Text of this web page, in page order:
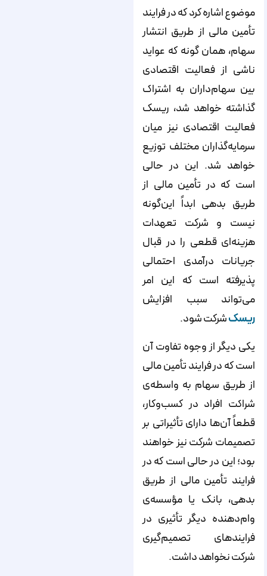
موضوع اشاره کرد که در فرایند
تأمین مالی از طریق انتشار
سهام، همان گونه که عواید
ناشی از فعالیت اقتصادی
بین سهام‌داران به اشتراک
گذاشته خواهد شد، ریسک
فعالیت اقتصادی نیز میان
سرمایه‌‌‌‌‌‌‌‌‌‌‌‌‌‌‌‌‌‌‌‌‌‌‌‌‌‌‌‌‌‌‌‌‌‌‌‌‌‌‌‌‌‌‌‌‌‌‌‌‌‌‌‌‌‌‌‌‌‌‌‌‌‌‌‌‌‌‌‌‌‌‌‌‌‌‌‌‌گذاران مختلف توزیع
خواهد شد. این در حالی
است که در تأمین مالی از
طریق بدهی ابداً این‌‌‌‌‌‌‌‌‌‌‌‌‌‌‌‌‌‌‌‌‌‌‌‌‌‌‌‌‌‌‌‌‌‌‌‌‌‌‌‌‌‌‌‌‌‌‌‌‌‌‌‌‌‌‌‌‌‌‌‌‌‌‌‌‌‌‌‌‌‌‌‌‌‌‌‌‌گونه
نیست و شرکت تعهدات
هزینه‌‌‌‌‌‌‌‌‌‌‌‌‌‌‌‌‌‌‌‌‌‌‌‌‌‌‌‌‌‌‌‌‌‌‌‌‌‌‌‌‌‌‌‌‌‌‌‌‌‌‌‌‌‌‌‌‌‌‌‌‌‌‌‌‌‌‌‌‌‌‌‌‌‌‌‌‌ای قطعی را در قبال
جریانات درآمدی احتمالی
پذیرفته است که این امر
می‌‌‌‌‌‌‌‌‌‌‌‌‌‌‌‌‌‌‌‌‌‌‌‌‌‌‌‌‌‌‌‌‌‌‌‌‌‌‌‌‌‌‌‌‌‌‌‌‌‌‌‌‌‌‌‌‌‌‌‌‌‌‌‌‌‌‌‌‌‌‌‌‌‌‌‌‌تواند سبب افزایش
ریسکشرکت شود.
یکی دیگر از وجوه تفاوت آن
است که در فرایند تأمین مالی
از طریق سهام به واسطه‌‌‌‌‌‌‌‌‌‌‌‌‌‌‌‌‌‌‌‌‌‌‌‌‌‌‌‌‌‌‌‌‌‌‌‌‌‌‌‌‌‌‌‌‌‌‌‌‌‌‌‌‌‌‌‌‌‌‌‌‌‌‌‌‌‌‌‌‌‌‌‌‌‌‌‌‌ی
شراکت افراد در کسب‌‌‌‌‌‌‌‌‌‌‌‌‌‌‌‌‌‌‌‌‌‌‌‌‌‌‌‌‌‌‌‌‌‌‌‌‌‌‌‌‌‌‌‌‌‌‌‌‌‌‌‌‌‌‌‌‌‌‌‌‌‌‌‌‌‌‌‌‌‌‌‌‌‌‌‌‌وکار،
قطعاً آن‌‌‌‌‌‌‌‌‌‌‌‌‌‌‌‌‌‌‌‌‌‌‌‌‌‌‌‌‌‌‌‌‌‌‌‌‌‌‌‌‌‌‌‌‌‌‌‌‌‌‌‌‌‌‌‌‌‌‌‌‌‌‌‌‌‌‌‌‌‌‌‌‌‌‌‌‌ها دارای تأثیراتی بر
تصمیمات شرکت نیز خواهند
بود؛ این در حالی است که در
فرایند تأمین مالی از طریق
بدهی، بانک یا مؤسسه‌ی
وام‌دهنده دیگر تأثیری در
فرایندهای تصمیم‌‌‌‌‌‌‌‌‌‌‌‌‌‌‌‌‌‌‌‌‌‌‌‌‌‌‌‌‌‌‌‌‌‌‌‌‌‌‌‌‌‌‌‌‌‌‌‌‌‌‌‌‌‌‌‌‌‌‌‌‌‌‌‌‌‌‌‌‌‌‌‌‌‌‌‌‌گیری
شرکت نخواهد داشت.